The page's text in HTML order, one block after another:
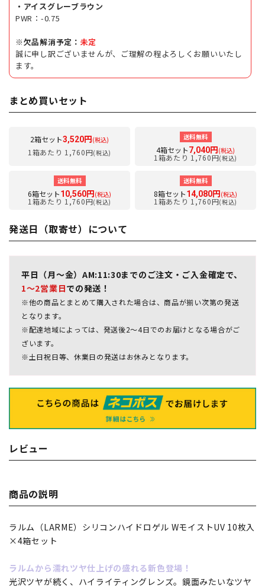
・アイスグレーブラウン
PWR：-0.75
※欠品解消予定： 未定
誠に申し訳ございませんが、ご理解の程よろしくお願いいたし
ます。
まとめ買いセット
2箱セット3,520円 (税込)
1箱あたり 1,760円(税込)
送料無料
4箱セット7,040円 (税込)
1箱あたり 1,760円(税込)
送料無料
6箱セット10,560円 (税込)
1箱あたり 1,760円(税込)
送料無料
8箱セット14,080円 (税込)
1箱あたり 1,760円(税込)
発送日（取寄せ）について
平日（月～金）AM:11:30までのご注文・ご入金確定で、
1～2営業日での発送！
※他の商品とまとめて購入された場合は、商品が揃い次第の発送
となります。
※配達地域によっては、発送後2～4日でのお届けとなる場合がご
ざいます。
※土日祝日等、休業日の発送はお休みとなります。
レビュー
商品の説明
ラルム（LARME）シリコンハイドロゲル WモイストUV 10枚入
×4箱セット
ラルムから濡れツヤ仕上げの盛れる新色登場！
光沢ツヤが続く、ハイライティングレンズ。鏡面みたいなツヤ